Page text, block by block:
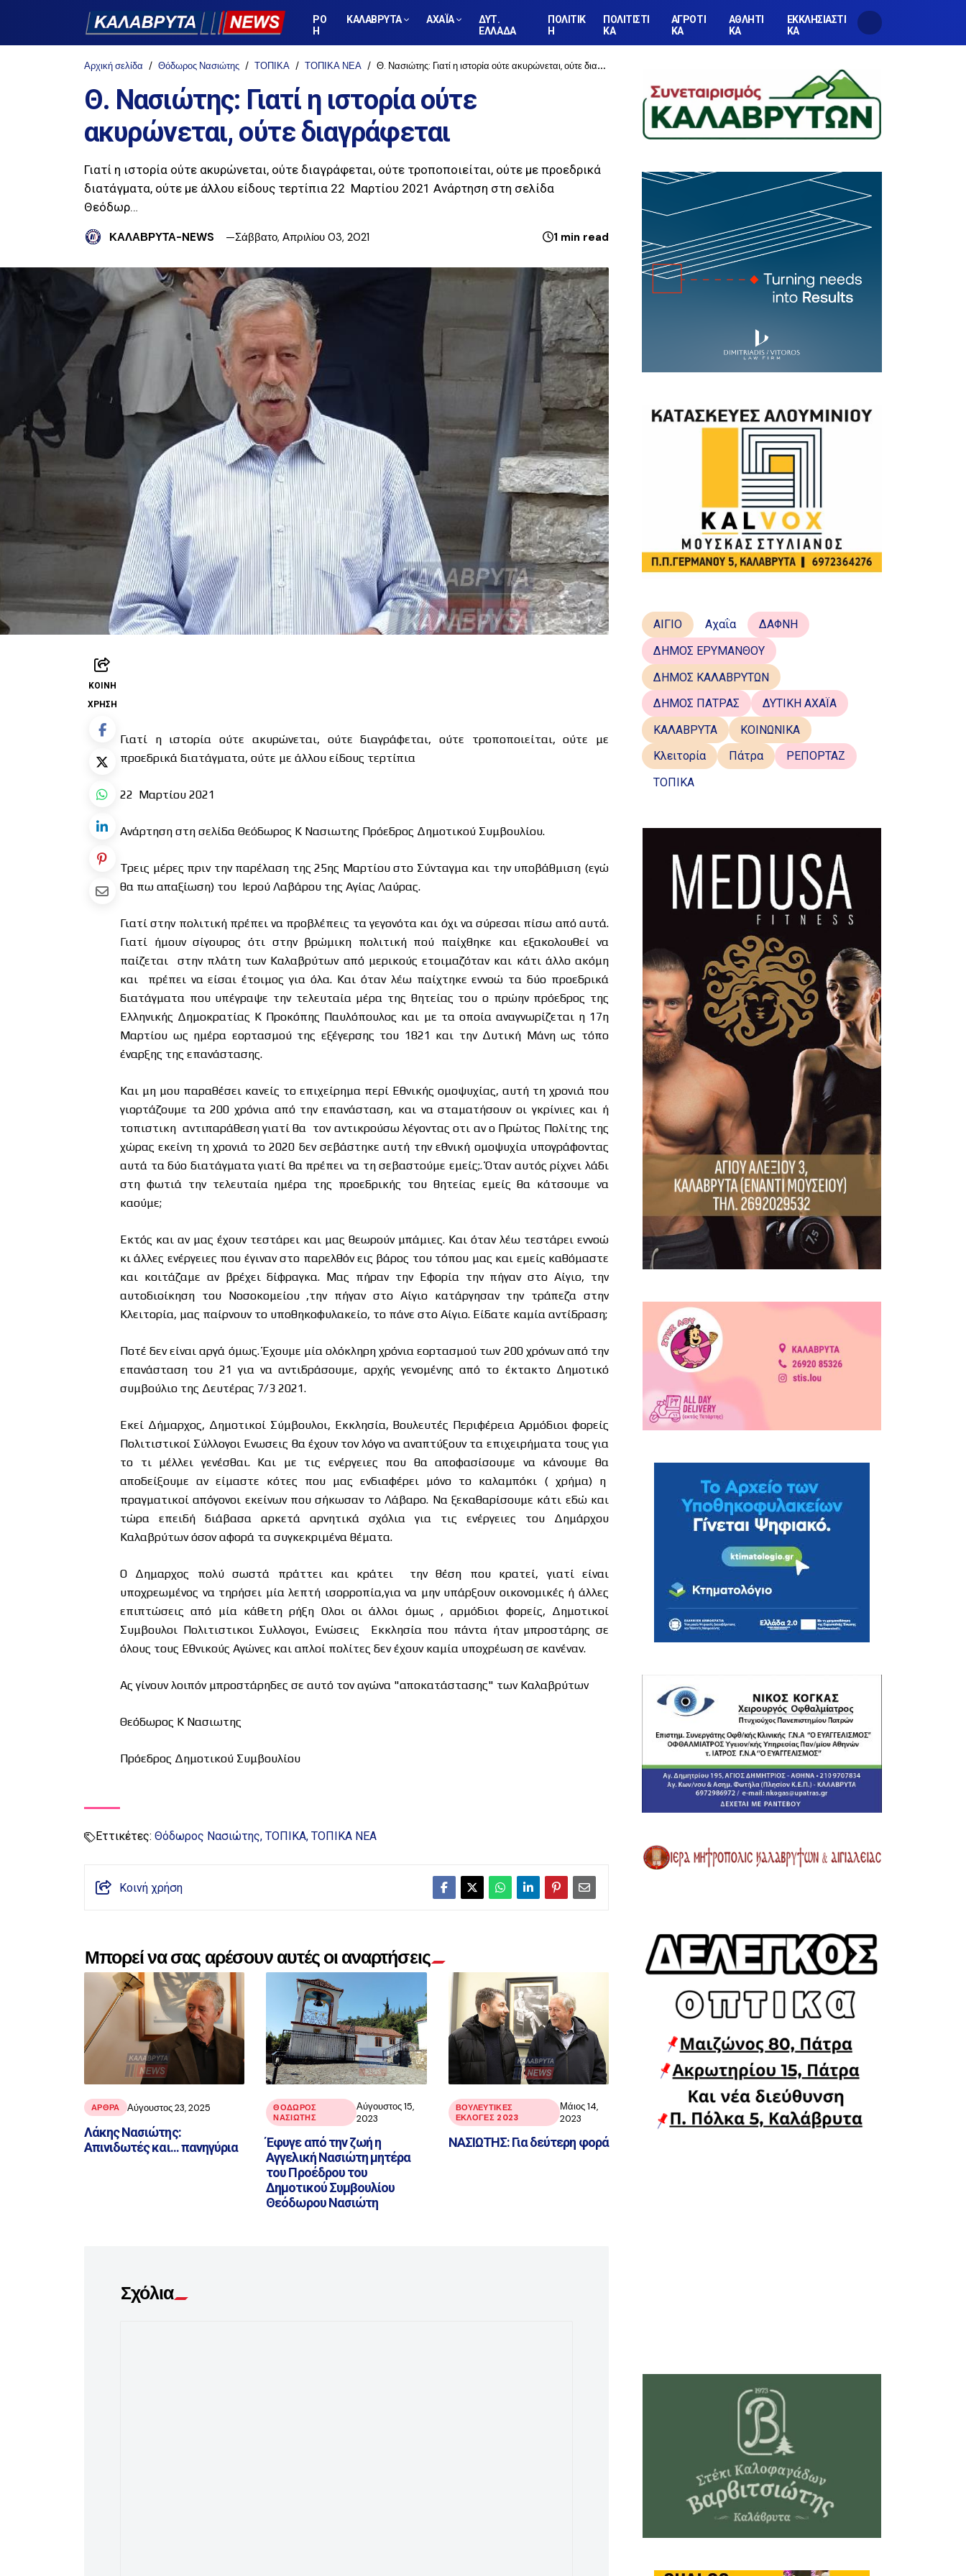
ΡΟ
Η
ΚΑΛΑΒΡΥΤΑ ΑΧΑΪΑ
ΔΥΤ.
ΕΛΛΑΔΑ
ΠΟΛΙΤΙΚ
Η
ΠΟΛΙΤΙΣΤΙ
ΚΑ
ΑΓΡΟΤΙ
ΚΑ
ΑΘΛΗΤΙ
ΚΑ
ΕΚΚΛΗΣΙΑΣΤΙ
ΚΑ
Αρχική σελίδα Θόδωρος Νασιώτης ΤΟΠΙΚΑ ΤΟΠΙΚΑ ΝΕΑ Θ. Νασιώτης: Γιατί η ιστορία ούτε ακυρώνεται, ούτε διαγράφεται
Θ. Νασιώτης: Γιατί η ιστορία ούτε
ακυρώνεται, ούτε διαγράφεται
Γιατί η ιστορία ούτε ακυρώνεται, ούτε διαγράφεται, ούτε τροποποιείται, ούτε με προεδρικά
διατάγματα, ούτε με άλλου είδους τερτίπια 22 Μαρτίου 2021 Ανάρτηση στη σελίδα
Θεόδωρ…
ΚΑΛΑΒΡΥΤΑ-NEWS Σάββατο, Απριλίου 03, 2021 1 min read
ΚΟΙΝΉ
ΧΡΉΣΗ
Γιατί η ιστορία ούτε ακυρώνεται, ούτε διαγράφεται, ούτε τροποποιείται, ούτε με
προεδρικά διατάγματα, ούτε με άλλου είδους τερτίπια
22 Μαρτίου 2021
Ανάρτηση στη σελίδα Θεόδωρος Κ Νασιωτης Πρόεδρος Δημοτικού Συμβουλίου.
Τρεις μέρες πριν την παρέλαση της 25ης Μαρτίου στο Σύνταγμα και την υποβάθμιση (εγώ
θα πω απαξίωση) του Ιερού Λαβάρου της Αγίας Λαύρας.
Γιατί στην πολιτική πρέπει να προβλέπεις τα γεγονότα και όχι να σύρεσαι πίσω από αυτά.
Γιατί ήμουν σίγουρος ότι στην βρώμικη πολιτική πού παίχθηκε και εξακολουθεί να
παίζεται στην πλάτη των Καλαβρύτων από μερικούς ετοιμαζόταν και κάτι άλλο ακόμη
και πρέπει να είσαι έτοιμος για όλα. Και όταν λέω παίχτηκε εννοώ τα δύο προεδρικά
διατάγματα που υπέγραψε την τελευταία μέρα της θητείας του ο πρώην πρόεδρος της
Ελληνικής Δημοκρατίας Κ Προκόπης Παυλόπουλος και με τα οποία αναγνωρίζεται η 17η
Μαρτίου ως ημέρα εορτασμού της εξέγερσης του 1821 και την Δυτική Μάνη ως τόπο
έναρξης της επανάστασης.
Και μη μου παραθέσει κανείς το επιχείρημα περί Εθνικής ομοψυχίας, αυτή τη χρονιά που
γιορτάζουμε τα 200 χρόνια από την επανάσταση, και να σταματήσουν οι γκρίνιες και ή
τοπιστικη αντιπαράθεση γιατί θα τον αντικρούσω λέγοντας οτι αν ο Πρώτος Πολίτης της
χώρας εκείνη τη χρονιά το 2020 δεν σεβάστηκε αυτή την εθνική ομοψυχία υπογράφοντας
αυτά τα δύο διατάγματα γιατί θα πρέπει να τη σεβαστούμε εμείς;. Όταν αυτός ρίχνει λάδι
στη φωτιά την τελευταία ημέρα της προεδρικής του θητείας εμείς θα κάτσουμε να
καούμε;
Εκτός και αν μας έχουν τεστάρει και μας θεωρούν μπάμιες. Και όταν λέω τεστάρει εννοώ
κι άλλες ενέργειες που έγιναν στο παρελθόν εις βάρος του τόπου μας και εμείς καθόμαστε
και κοιτάζαμε αν βρέχει δίφραγκα. Μας πήραν την Εφορία την πήγαν στο Αίγιο, την
αυτοδιοίκηση του Νοσοκομείου ,την πήγαν στο Αίγιο κατάργησαν την τράπεζα στην
Κλειτορία, μας παίρνουν το υποθηκοφυλακείο, το πάνε στο Αίγιο. Είδατε καμία αντίδραση;
Ποτέ δεν είναι αργά όμως. Έχουμε μία ολόκληρη χρόνια εορτασμού των 200 χρόνων από την
επανάσταση του 21 για να αντιδράσουμε, αρχής γενομένης από το έκτακτο Δημοτικό
συμβούλιο της Δευτέρας 7/3 2021.
Εκεί Δήμαρχος, Δημοτικοί Σύμβουλοι, Εκκλησία, Βουλευτές Περιφέρεια Αρμόδιοι φορείς
Πολιτιστικοί Σύλλογοι Ενωσεις θα έχουν τον λόγο να αναπτύξουν τα επιχειρήματα τους για
το τι μέλλει γενέσθαι. Και με τις ενέργειες που θα αποφασίσουμε να κάνουμε θα
αποδείξουμε αν είμαστε κότες που μας ενδιαφέρει μόνο το καλαμπόκι ( χρήμα) η
πραγματικοί απόγονοι εκείνων που σήκωσαν το Λάβαρο. Να ξεκαθαρίσουμε κάτι εδώ και
τώρα επειδή διάβασα αρκετά αρνητικά σχόλια για τις ενέργειες του Δημάρχου
Καλαβρύτων όσον αφορά τα συγκεκριμένα θέματα.
Ο Δημαρχος πολύ σωστά πράττει και κράτει την θέση που κρατεί, γιατί είναι
υποχρεωμένος να τηρήσει μία λεπτή ισορροπία,για να μην υπάρξουν οικονομικές ή άλλες
επιπτώσεις από μία κάθετη ρήξη Ολοι οι άλλοι όμως , αρμόδιοι φορείς, Δημοτικοί
Συμβουλοι Πολιτιστικοι Συλλογοι, Ενώσεις Εκκλησία που πάντα ήταν μπροστάρης σε
όλους τους Εθνικούς Αγώνες και απλοί πολίτες δεν έχουν καμία υποχρέωση σε κανέναν.
Ας γίνουν λοιπόν μπροστάρηδες σε αυτό τον αγώνα "αποκατάστασης" των Καλαβρύτων
Θεόδωρος Κ Νασιωτης
Πρόεδρος Δημοτικού Συμβουλίου
Εττικέτες: Θόδωρος Νασιώτης ΤΟΠΙΚΑ ΤΟΠΙΚΑ ΝΕΑ
Κοινή χρήση
Μπορεί να σας αρέσουν αυτές οι αναρτήσεις
ΑΡΘΡΑ Αύγουστος 23, 2025
Λάκης Νασιώτης:
Απινιδωτές και... πανηγύρια
ΘΌΔΩΡΟΣ
ΝΑΣΙΏΤΗΣ
Αύγουστος 15,
2023
Έφυγε από την ζωή η
Αγγελική Νασιώτη μητέρα
του Προέδρου του
Δημοτικού Συμβουλίου
Θεόδωρου Νασιώτη
ΒΟΥΛΕΥΤΙΚΕΣ
ΕΚΛΟΓΕΣ 2023
Μάιος 14,
2023
ΝΑΣΙΩΤΗΣ: Για δεύτερη φορά
Σχόλια
ΑΙΓΙΟ Αχαΐα
ΔΑΦΝΗ
ΔΗΜΟΣ ΕΡΥΜΑΝΘΟΥ
ΔΗΜΟΣ ΚΑΛΑΒΡΥΤΩΝ
ΔΗΜΟΣ ΠΑΤΡΑΣ
ΔΥΤΙΚΗ ΑΧΑΪΑ
ΚΑΛΑΒΡΥΤΑ
ΚΟΙΝΩΝΙΚΑ
Κλειτορία
Πάτρα
ΡΕΠΟΡΤΑΖ
ΤΟΠΙΚΑ